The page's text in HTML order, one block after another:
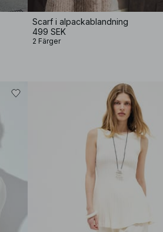
Scarf i alpackablandning
499 SEK
2 Färger